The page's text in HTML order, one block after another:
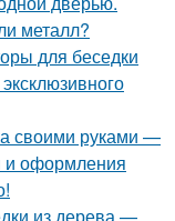
металл?
для беседки
своими руками —
и оформления
из дерева —